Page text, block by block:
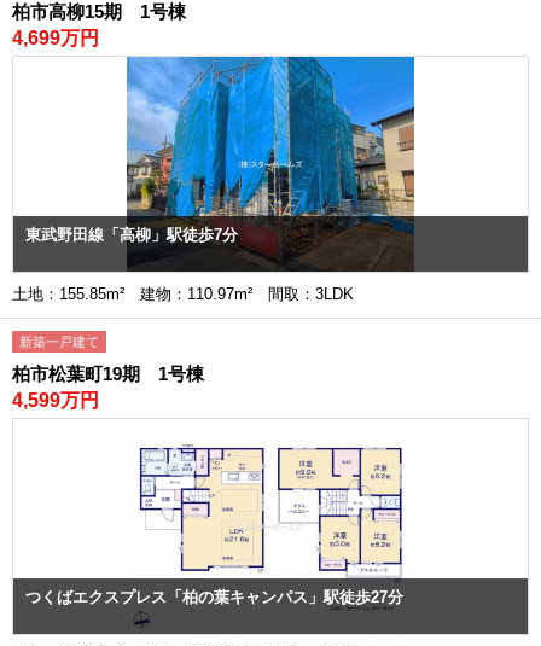
柏市高柳15期 1号棟
4,699万円
東武野田線「高柳」駅徒歩7分
土地：155.85m² 建物：110.97m² 間取：3LDK
新築一戸建て
柏市松葉町19期 1号棟
4,599万円
つくばエクスプレス「柏の葉キャンパス」駅徒歩27分